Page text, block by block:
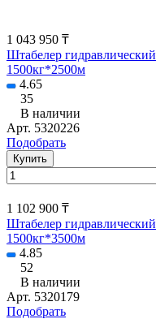
1 043 950 ₸
Штабелер
1500кг*2500м
4.65
35
В наличии
Арт. 5320226
Подобрать
Купить
1 102 900 ₸
Штабелер
1500кг*3500м
4.85
52
В наличии
Арт. 5320179
Подобрать